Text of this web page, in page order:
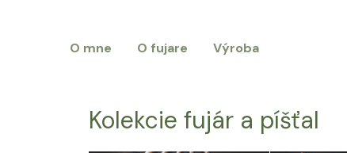
O mne O fujare Výroba
Kolekcie fujár a píšťal